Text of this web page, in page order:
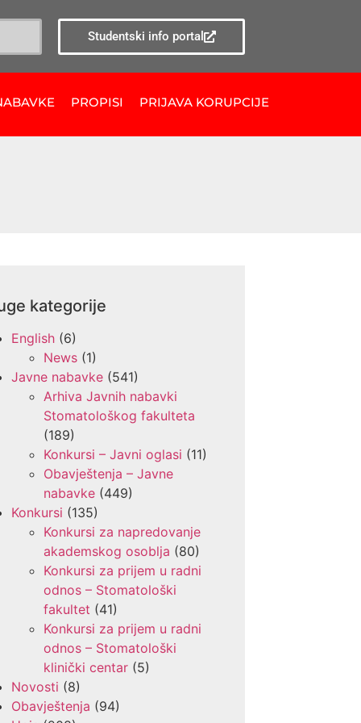
Studentski info portal
PROPISI PRIJAVA KORUPCIJE
kategorije
English(6)
News(1)
Javne nabavke(541)
Arhiva Javnih nabavki
Stomatološkog fakulteta
(189)
Konkursi – Javni oglasi (11)
Obavještenja – Javne
nabavke(449)
Konkursi (135)
Konkursi za napredovanje
akademskog osoblja (80)
Konkursi za prijem u radni
odnos – Stomatološki
fakultet (41)
Konkursi za prijem u radni
odnos – Stomatološki
klinički centar(5)
Novosti (8)
Obavještenja (94)